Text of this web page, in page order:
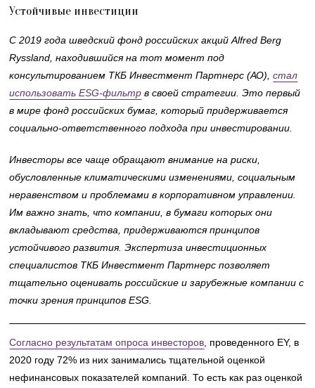
Устойчивые инвестиции
С 2019 годашведский фонд российских акций Alfred Berg
Ryssland, находившийсяна тот моментпод
консультированием ТКБ Инвестмент Партнерс (АО),стал
использовать ESG-фильтр в своей стратегии. Это первый
в мире фонд российских бумаг, который придерживается
социально-ответственного подхода при инвестировании.
Инвесторы все чаще обращают внимание на риски,
обусловленные климатическими изменениями, социальным
неравенством и проблемами в корпоративном управлении.
Им важно знать, что компании, в бумаги которых они
вкладывают средства, придерживаются принципов
устойчивого развития. Экспертиза инвестиционных
специалистов ТКБ Инвестмент Партнерс позволяет
тщательно оценивать российскиеи зарубежныекомпании с
точки зрения принципов ESG.
Согласно результатам опроса инвесторов , проведенного EY, в
2020 году 72% из них занимались тщательной оценкой
нефинансовых показателей компаний. То есть как раз оценкой